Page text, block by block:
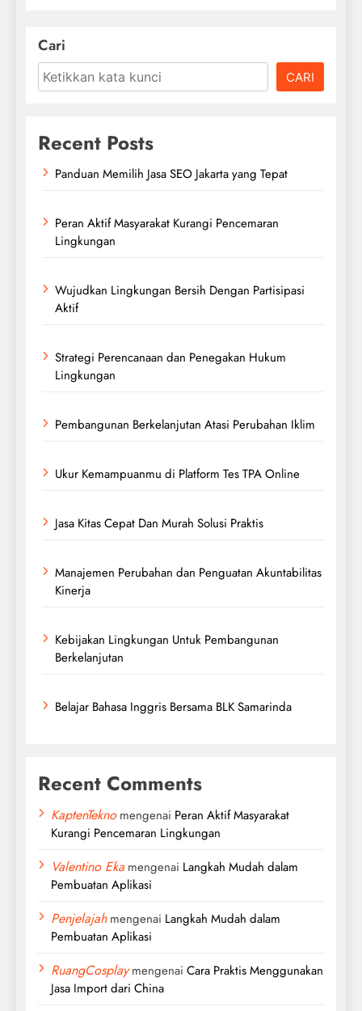
Cari
CARI
Recent Posts
Panduan Memilih Jasa SEO Jakarta yang Tepat
Peran Aktif Masyarakat Kurangi Pencemaran
Lingkungan
Wujudkan Lingkungan Bersih Dengan Partisipasi
Aktif
Strategi Perencanaan dan Penegakan Hukum
Lingkungan
Pembangunan Berkelanjutan Atasi Perubahan Iklim
Ukur Kemampuanmu di Platform Tes TPA Online
Jasa Kitas Cepat Dan Murah Solusi Praktis
Manajemen Perubahan dan Penguatan Akuntabilitas
Kinerja
Kebijakan Lingkungan Untuk Pembangunan
Berkelanjutan
Belajar Bahasa Inggris Bersama BLK Samarinda
Recent Comments
KaptenTeknomengenai Peran Aktif Masyarakat
Kurangi Pencemaran Lingkungan
Valentino Eka mengenai Langkah Mudah dalam
Pembuatan Aplikasi
Penjelajahmengenai Langkah Mudah dalam
Pembuatan Aplikasi
RuangCosplaymengenai Cara Praktis Menggunakan
Jasa Import dari China